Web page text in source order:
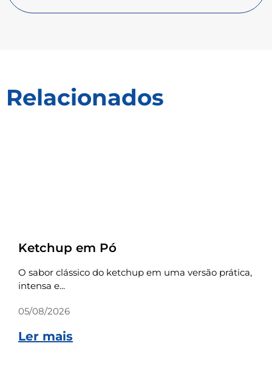
Relacionados
Ketchup em Pó
O sabor clássico do ketchup em uma versão prática,
intensa e...
05/08/2026
Ler mais